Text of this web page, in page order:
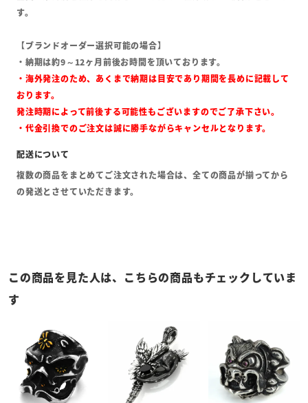
す。
【ブランドオーダー選択可能の場合】
・納期は約9～12ヶ月前後お時間を頂いております。
・海外発注のため、あくまで納期は目安であり期間を長めに記載して
おります。
発注時期によって前後する可能性もございますのでご了承下さい。
・代金引換でのご注文は誠に勝手ながらキャンセルとなります。
複数の商品をまとめてご注文された場合は、全ての商品が揃ってから
の発送とさせていただきます。
この商品を見た人は、こちらの商品もチェックしていま
す